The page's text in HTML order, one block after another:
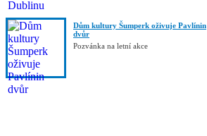
Dům kultury Šumperk oživuje Pavlínin
dvůr
Pozvánka na letní akce